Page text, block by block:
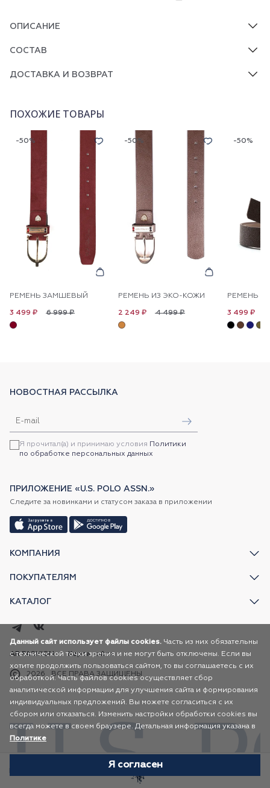
ОПИСАНИЕ
СОСТАВ
ДОСТАВКА И ВОЗВРАТ
ПОХОЖИЕ ТОВАРЫ
-50%
РЕМЕНЬ ЗАМШЕВЫЙ
6 999 ₽
3 499 ₽
-50%
РЕМЕНЬ ИЗ ЭКО-КОЖИ
4 499 ₽
2 249 ₽
-50%
РЕМЕНЬ
3 499 ₽
КОМПАНИЯ
ПОКУПАТЕЛЯМ
КАТАЛОГ
НОВОСТНАЯ РАССЫЛКА
Я прочитал(а) и принимаю условия Политики
по обработке персональных данных
ПРИЛОЖЕНИЕ «U.S. POLO ASSN.»
Следите за новинками и статусом заказа в приложении
2026 ВСЕ ПРАВА ЗАЩИЩЕНЫ
AR FASHION Карта сайта
Данный сайт использует файлы cookies. Часть из них обязательны
с технической точки зрения и не могут быть отключены. Если вы
хотите продолжить пользоваться сайтом, то вы соглашаетесь с их
обработкой. Часть файлов cookies осуществляет сбор
аналитической информации для улучшения сайта и формирования
индивидуальных предложений. Вы можете согласиться с их
сбором или отказаться. Изменить настройки обработки cookies вы
всегда можете в своем браузере. Детальная информация указана в
Политике
Я согласен